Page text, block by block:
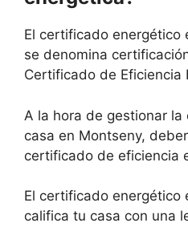
El certificado energético
se denomina
Certificado de Eficiencia
A la hora de gestionar
casa en Montseny,
certificado de eficiencia
El certificado energético
califica tu casa con una